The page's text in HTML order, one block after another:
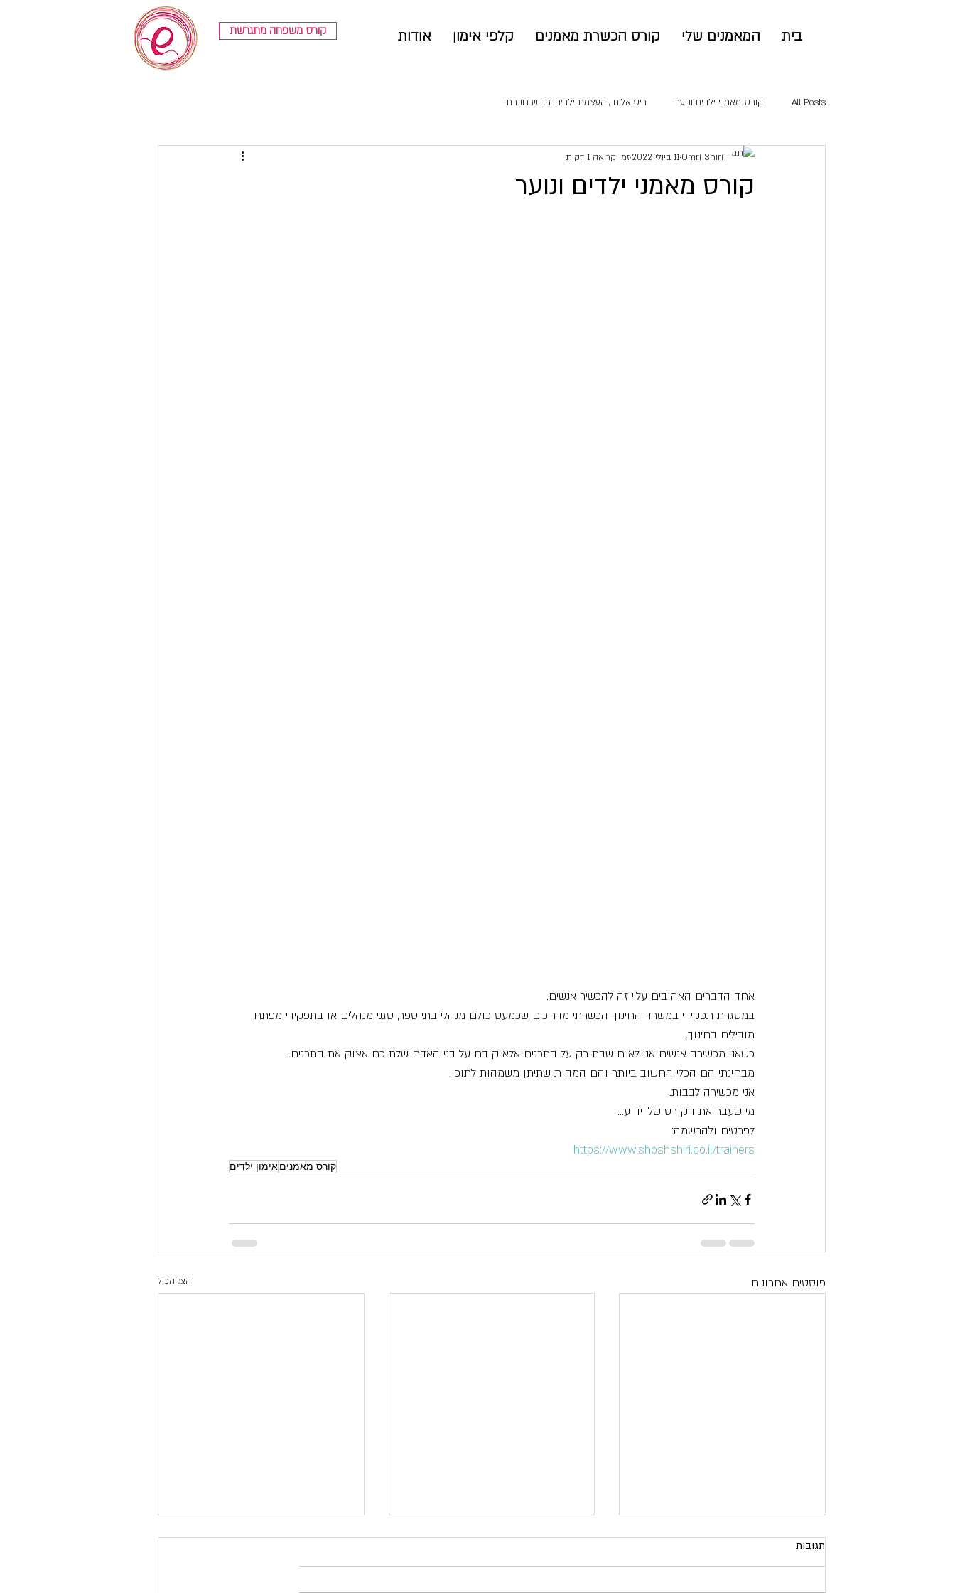
בית המאמנים שלי קורס הכשרת מאמנים קלפי אימון אודות קורס משפחה מתגרשת
All Posts קורס מאמני ילדים ונוער ריטואלים , העצמת ילדים, גיבוש חברתי
קורס מאמני ילדים ונוער
Omri Shiri 11 ביולי 2022 זמן קריאה 1 דקות
אחד הדברים האהובים עליי זה להכשיר אנשים.
במסגרת תפקידי במשרד החינוך הכשרתי מדריכים שכמעט כולם מנהלי בתי ספר, סגני מנהלים או בתפקידי מפתח
מובילים בחינוך.
כשאני מכשירה אנשים אני לא חושבת רק על התכנים אלא קודם על בני האדם שלתוכם אצוק את התכנים.
מבחינתי הם הכלי החשוב ביותר והם המהות שתיתן משמהות לתוכן.
אני מכשירה לבבות.
מי שעבר את הקורס שלי יודע…
לפרטים ולהרשמה:
https://www.shoshshiri.co.il/trainers
קורס מאמניםאימון ילדים
פוסטים אחרונים הצג הכול
תגובות